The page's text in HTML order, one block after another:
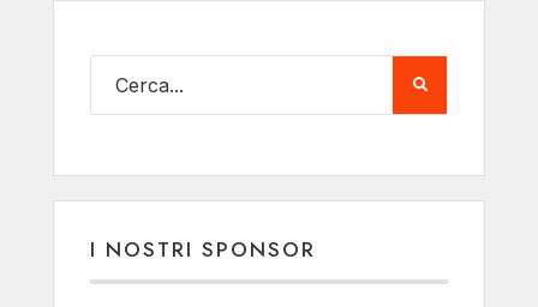
I NOSTRI SPONSOR